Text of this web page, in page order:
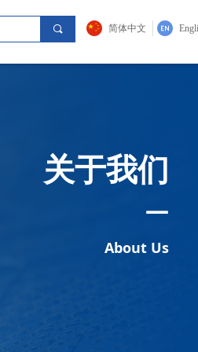
끠 简体中文
关于我们
—
About Us